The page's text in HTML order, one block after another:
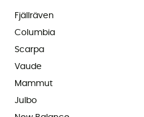
Fjällräven
Columbia
Scarpa
Vaude
Mammut
Julbo